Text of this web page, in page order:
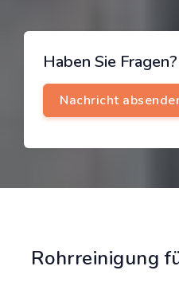
Haben Sie
Rohrreinigung